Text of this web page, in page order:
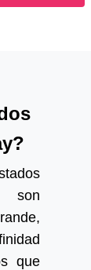
son
que